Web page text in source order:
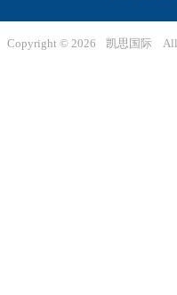
Copyright © 2026 凯思国际 All